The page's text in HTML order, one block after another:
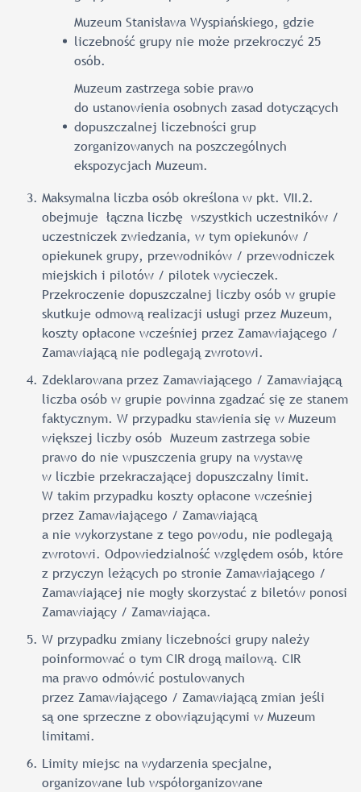
Muzeum Stanisława Wyspiańskiego, gdzie
liczebność grupy nie może przekroczyć 25
osób.
Muzeum zastrzega sobie prawo
do ustanowienia osobnych zasad dotyczących
dopuszczalnej liczebności grup
zorganizowanych na poszczególnych
ekspozycjach Muzeum.
Maksymalna liczba osób określona w pkt. VII.2.
obejmuje łączna liczbę wszystkich uczestników /
uczestniczek zwiedzania, w tym opiekunów /
opiekunek grupy, przewodników / przewodniczek
miejskich i pilotów / pilotek wycieczek.
Przekroczenie dopuszczalnej liczby osób w grupie
skutkuje odmową realizacji usługi przez Muzeum,
koszty opłacone wcześniej przez Zamawiającego /
Zamawiającą nie podlegają zwrotowi.
Zdeklarowana przez Zamawiającego / Zamawiającą
liczba osób w grupie powinna zgadzać się ze stanem
faktycznym. W przypadku stawienia się w Muzeum
większej liczby osób Muzeum zastrzega sobie
prawo do nie wpuszczenia grupy na wystawę
w liczbie przekraczającej dopuszczalny limit.
W takim przypadku koszty opłacone wcześniej
przez Zamawiającego / Zamawiającą
a nie wykorzystane z tego powodu, nie podlegają
zwrotowi. Odpowiedzialność względem osób, które
z przyczyn leżących po stronie Zamawiającego /
Zamawiającej nie mogły skorzystać z biletów ponosi
Zamawiający / Zamawiająca.
W przypadku zmiany liczebności grupy należy
poinformować o tym CIR drogą mailową. CIR
ma prawo odmówić postulowanych
przez Zamawiającego / Zamawiającą zmian jeśli
są one sprzeczne z obowiązującymi w Muzeum
limitami.
Limity miejsc na wydarzenia specjalne,
organizowane lub współorganizowane